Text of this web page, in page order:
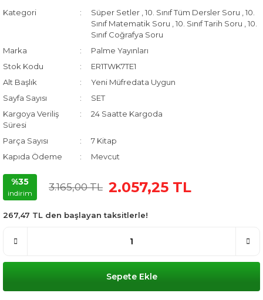
Kategori Süper Setler ,10. Sınıf Tüm Dersler Soru ,10.
Sınıf Matematik Soru
,10. Sınıf Tarih Soru ,10.
Sınıf Coğrafya Soru
Marka
Palme Yayınları
Stok Kodu
ER1TWK7TE1
Alt Başlık
Yeni Müfredata Uygun
Sayfa Sayısı
SET
Kargoya Veriliş
Süresi
24 Saatte Kargoda
Parça Sayısı
7 Kitap
Kapıda Ödeme
Mevcut
%35
indirim
3.165,00 TL 2.057,25 TL
267,47 TL den başlayan taksitlerle!
Sepete Ekle